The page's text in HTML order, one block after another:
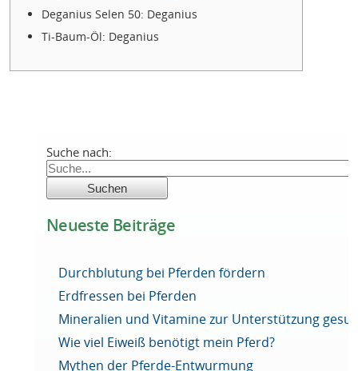
Deganius Selen 50: Deganius
Ti-Baum-Öl: Deganius
Suche nach:
Neueste Beiträge
Durchblutung bei Pferden fördern
Erdfressen bei Pferden
Mineralien und Vitamine zur Unterstützung
Wie viel Eiweiß benötigt mein Pferd?
Mythen der Pferde-Entwurmung